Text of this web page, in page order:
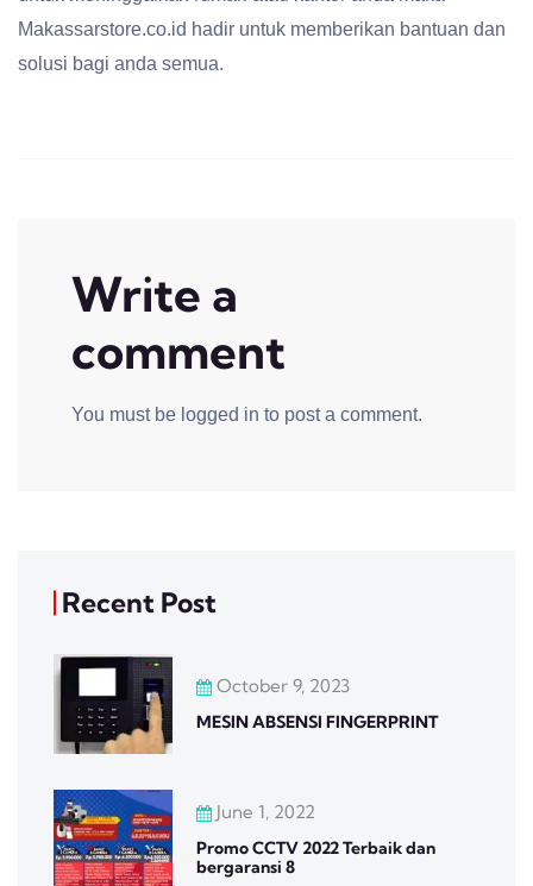
Makassarstore.co.id hadir untuk memberikan bantuan dan
solusi bagi anda semua.
Write a
comment
You must be logged in to post a comment.
Recent Post
October 9, 2023
MESIN ABSENSI FINGERPRINT
June 1, 2022
Promo CCTV 2022 Terbaik dan
bergaransi 8